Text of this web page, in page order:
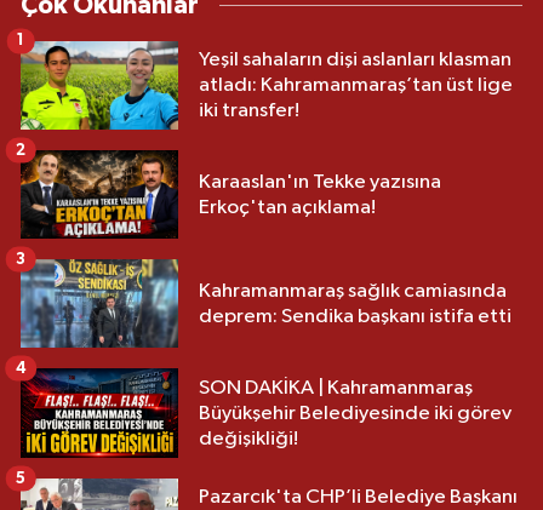
Çok Okunanlar
Yeşil sahaların dişi aslanları klasman
atladı: Kahramanmaraş’tan üst lige
iki transfer!
Karaaslan'ın Tekke yazısına
Erkoç'tan açıklama!
2
Kahramanmaraş sağlık camiasında
deprem: Sendika başkanı istifa etti
3
SON DAKİKA | Kahramanmaraş
Büyükşehir Belediyesinde iki görev
değişikliği!
4
Pazarcık'ta CHP’li Belediye Başkanı
5